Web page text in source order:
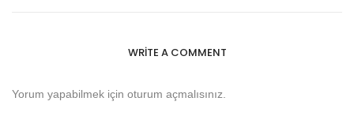
WRITE A COMMENT
Yorum yapabilmek için oturum açmalısınız